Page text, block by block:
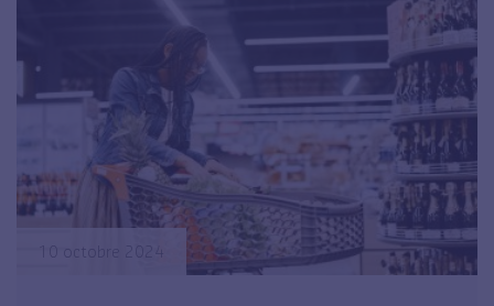
10 octobre 2024